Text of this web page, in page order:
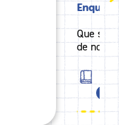
Que
de